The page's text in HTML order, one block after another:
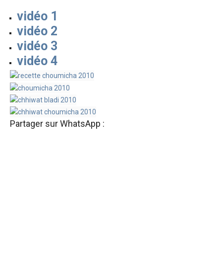
vidéo 1
vidéo 2
vidéo 3
vidéo 4
Partager sur WhatsApp :